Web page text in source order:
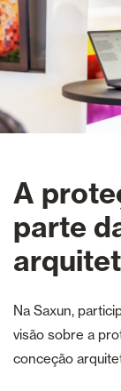
A
parte
Na Saxun,
visão sobre a
conceção